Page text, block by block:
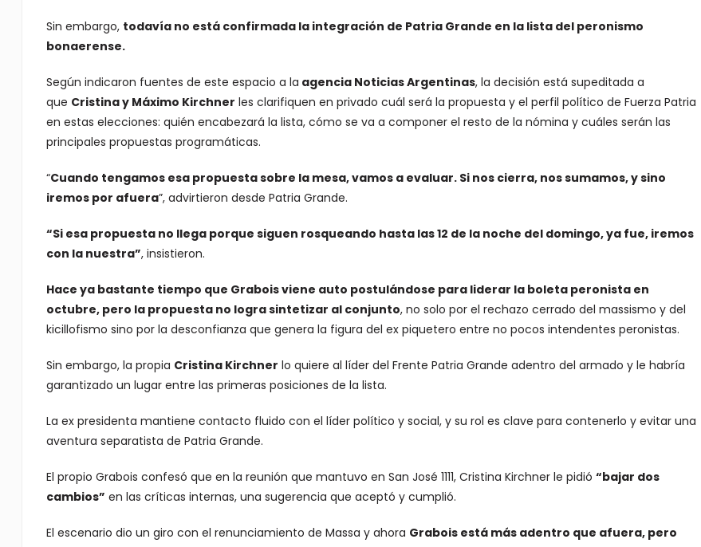
Sin embargo, todavía no está confirmada la integración de Patria Grande en la lista del peronismo
bonaerense.
Según indicaron fuentes de este espacio a la agencia Noticias Argentinas, la decisión está supeditada a
que Cristina y Máximo Kirchner les clarifiquen en privado cuál será la propuesta y el perfil político de Fuerza Patria
en estas elecciones: quién encabezará la lista, cómo se va a componer el resto de la nómina y cuáles serán las
principales propuestas programáticas.
“Cuando tengamos esa propuesta sobre la mesa, vamos a evaluar. Si nos cierra, nos sumamos, y sino
iremos por afuera”, advirtieron desde Patria Grande.
“Si esa propuesta no llega porque siguen rosqueando hasta las 12 de la noche del domingo, ya fue, iremos
con la nuestra”, insistieron.
Hace ya bastante tiempo que Grabois viene auto postulándose para liderar la boleta peronista en
octubre, pero la propuesta no logra sintetizar al conjunto, no solo por el rechazo cerrado del massismo y del
kicillofismo sino por la desconfianza que genera la figura del ex piquetero entre no pocos intendentes peronistas.
Sin embargo, la propia Cristina Kirchner lo quiere al líder del Frente Patria Grande adentro del armado y le habría
garantizado un lugar entre las primeras posiciones de la lista.
La ex presidenta mantiene contacto fluido con el líder político y social, y su rol es clave para contenerlo y evitar una
aventura separatista de Patria Grande.
El propio Grabois confesó que en la reunión que mantuvo en San José 1111, Cristina Kirchner le pidió “bajar dos
cambios” en las críticas internas, una sugerencia que aceptó y cumplió.
El escenario dio un giro con el renunciamiento de Massa y ahora Grabois está más adentro que afuera, pero